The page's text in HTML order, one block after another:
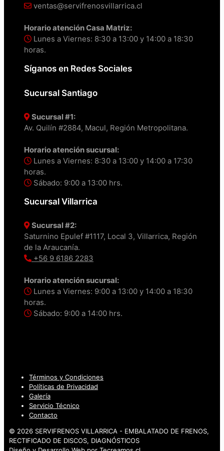
ventas@servifrenosvillarrica.cl
Horario atención Casa Matriz:
Lunes a Viernes: 8:30 a 13:00 y 14:00 a 18:30
horas.
Síganos en Redes Sociales
Sucursal Santiago
Sucursal #1:
Av. Quilín #2884, Macul, Región Metropolitana.
Horario atención sucursal:
Lunes a Viernes: 8:30 a 13:00 y 14:00 a 17:30
horas.
Sábado: 9:00 a 13:00 hrs.
Sucursal Villarrica
Sucursal #2:
Saturnino Epulef #1117, Local 3, Villarrica, Región
de la Araucanía.
+56 9 6186 2283
Horario atención sucursal:
Lunes a Viernes: 9:00 a 13:00 y 14:00 a 18:30
horas.
Sábado: 9:00 a 14:00 hrs.
Términos y Condiciones
Políticas de Privacidad
Galería
Servicio Técnico
Contacto
© 2026 SERVIFRENOS VILLARRICA - EMBALATADO DE FRENOS,
RECTIFICADO DE DISCOS, DIAGNÓSTICOS